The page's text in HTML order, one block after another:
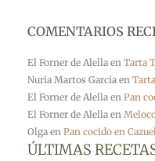
COMENTARIOS
El Forner de Alella en Tarta
Nuria Martos Garcia en
El Forner de Alella en Pan
El Forner de Alella en
Olga en Pan cocido en
ÚLTIMAS